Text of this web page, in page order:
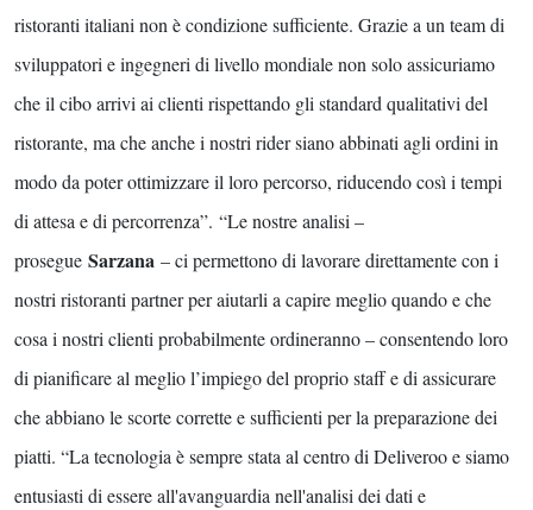
ristoranti italiani non è condizione sufficiente. Grazie a un team di
sviluppatori e ingegneri di livello mondiale non solo assicuriamo
che il cibo arrivi ai clienti rispettando gli standard qualitativi del
ristorante, ma che anche i nostri rider siano abbinati agli ordini in
modo da poter ottimizzare il loro percorso, riducendo così i tempi
di attesa e di percorrenza”. “Le nostre analisi –
prosegue Sarzana – ci permettono di lavorare direttamente con i
nostri ristoranti partner per aiutarli a capire meglio quando e che
cosa i nostri clienti probabilmente ordineranno – consentendo loro
di pianificare al meglio l’impiego del proprio staff e di assicurare
che abbiano le scorte corrette e sufficienti per la preparazione dei
piatti. “La tecnologia è sempre stata al centro di Deliveroo e siamo
entusiasti di essere all'avanguardia nell'analisi dei dati e